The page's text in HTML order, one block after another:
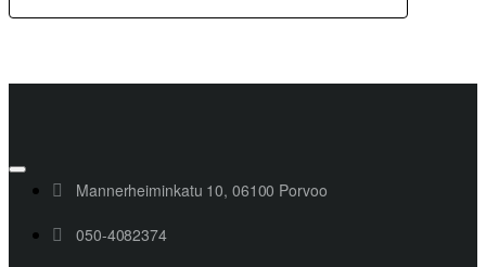
Mannerheiminkatu 10, 06100 Porvoo
050-4082374